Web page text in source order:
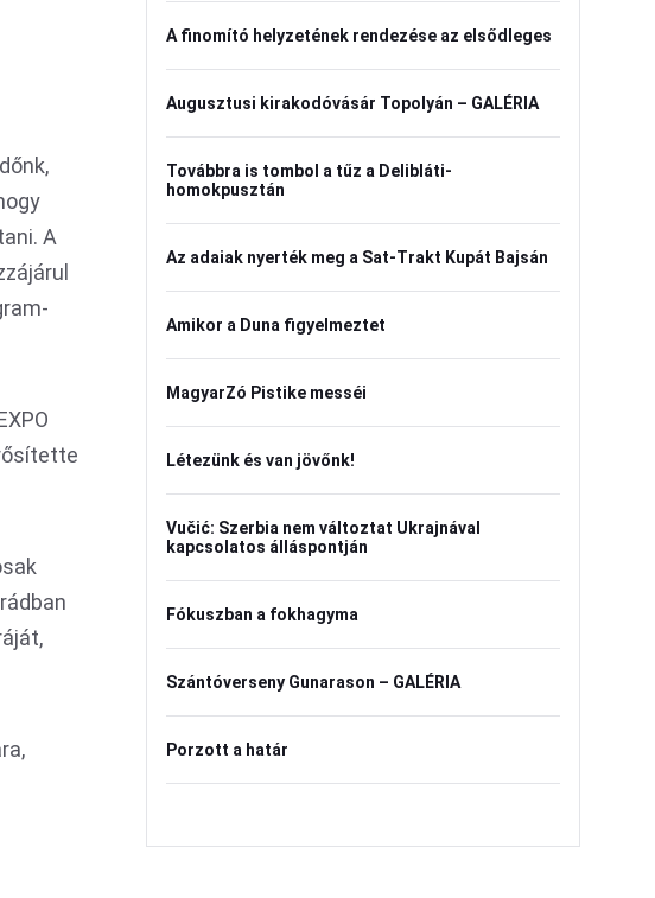
A
A finomító helyzetének rendezése az elsődleges
Augusztusi kirakodóvásár Topolyán – GALÉRIA
Továbbra is tombol a tűz a Delibláti-
homokpusztán
Az adaiak nyerték meg a Sat-Trakt Kupát Bajsán
Amikor a Duna figyelmeztet
MagyarZó Pistike messéi
Létezünk és van jövőnk!
Vučić: Szerbia nem változtat Ukrajnával
kapcsolatos álláspontján
Fókuszban a fokhagyma
Szántóverseny Gunarason – GALÉRIA
Porzott a határ